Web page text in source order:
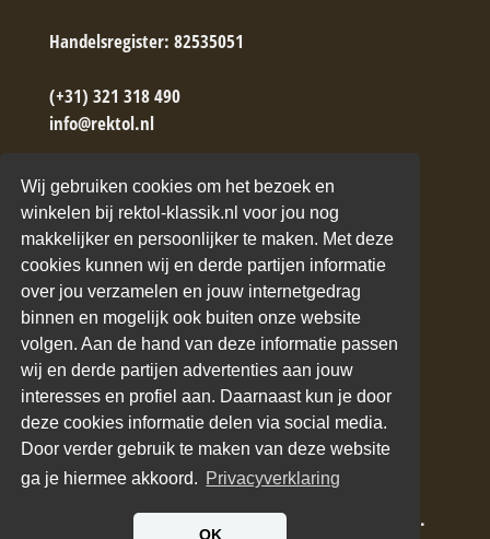
Wij gebruiken cookies om het bezoek en
winkelen bij rektol-klassik.nl voor jou nog
makkelijker en persoonlijker te maken. Met deze
cookies kunnen wij en derde partijen informatie
over jou verzamelen en jouw internetgedrag
binnen en mogelijk ook buiten onze website
volgen. Aan de hand van deze informatie passen
wij en derde partijen advertenties aan jouw
interesses en profiel aan. Daarnaast kun je door
deze cookies informatie delen via social media.
Door verder gebruik te maken van deze website
ga je hiermee akkoord. Privacyverklaring
OK
Handelsregister: 82535051
(+31) 321 318 490
info@rektol.nl
→ Contactformulier
ANDERE WEBSITES VAN BCX
Rektol Nederland
Geist Nederland
Petzoldt's Nederland
Bello Cabrio -
Cabriodak onderhoud
© 2022 BCX CARing Supplies. All Rights Reserved.